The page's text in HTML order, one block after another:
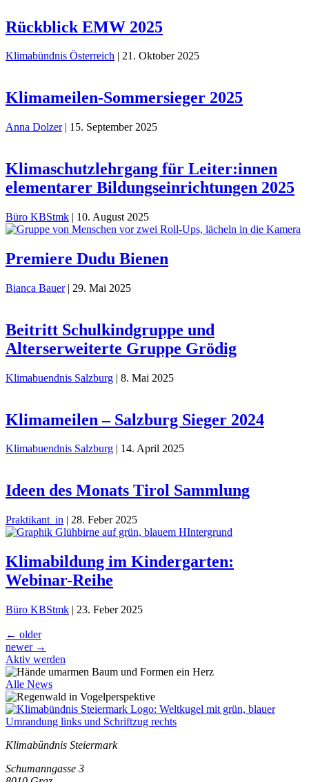
Rückblick EMW 2025
Klimabündnis Österreich | 21. Oktober 2025
Klimameilen-Sommersieger 2025
Anna Dolzer | 15. September 2025
Klimaschutzlehrgang für Leiter:innen
elementarer Bildungseinrichtungen 2025
Büro KBStmk | 10. August 2025
Premiere Dudu Bienen
Bianca Bauer | 29. Mai 2025
Beitritt Schulkindgruppe und
Alterserweiterte Gruppe Grödig
Klimabuendnis Salzburg | 8. Mai 2025
Klimameilen – Salzburg Sieger 2024
Klimabuendnis Salzburg 14. April 2025
Ideen des Monats Tirol Sammlung
Praktikant_in | 28. Feber 2025
Klimabildung im Kindergarten:
Webinar-Reihe
Büro KBStmk | 23. Feber 2025
Beitragsnavigation
← older
newer →
Aktiv werden
Alle News
Klimabündnis Steiermark
Schumanngasse 3